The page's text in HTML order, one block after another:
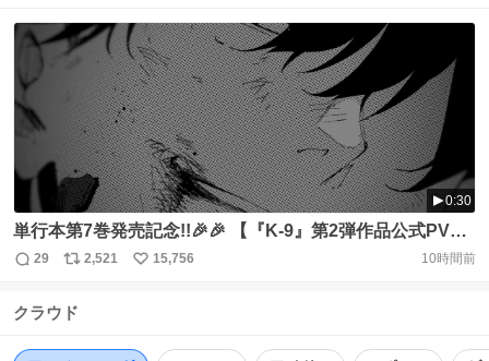
0:30
単行本第7巻発売記念!!🎉🎉 【『K-9』第2弾作品公式PV公
開！】 仁と篝が新たに登場‼️ 緋月 恋：#伊瀬茉莉也 さん 朧
都：#花江夏樹 さん 最新第7巻本日より発売！✨✨
返
数
29
リ
ス
2,521
い
15,756 10時間前
クラウド